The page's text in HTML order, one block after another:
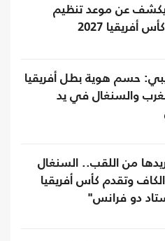
يكشف عن موعد تنظيم
أفريقيا 2027
حسم هوية بطل أفريقيا
والسنغال في يد
من اللقب.. السنغال
وتقدم كأس أفريقيا
دو فرانس"